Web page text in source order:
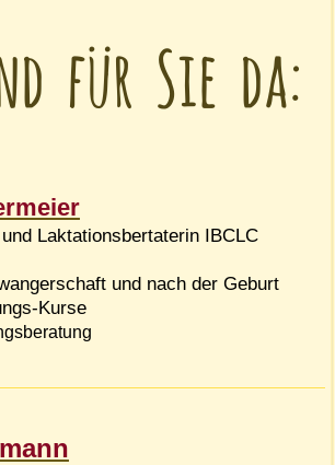
für Sie da:
Laktationsbertaterin IBCLC
und nach der Geburt
Kurse